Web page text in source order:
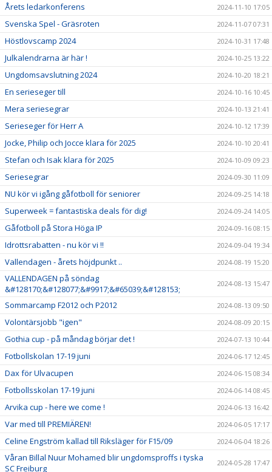
Årets ledarkonferens 2024-11-10 17:05
Svenska Spel - Gräsroten 2024-11-07 07:31
Höstlovscamp 2024 2024-10-31 17:48
Julkalendrarna är här ! 2024-10-25 13:22
Ungdomsavslutning 2024 2024-10-20 18:21
En serieseger till 2024-10-16 10:45
Mera seriesegrar 2024-10-13 21:41
Serieseger för Herr A 2024-10-12 17:39
Jocke, Philip och Jocce klara för 2025 2024-10-10 20:41
Stefan och Isak klara för 2025 2024-10-09 09:23
Seriesegrar 2024-09-30 11:09
NU kör vi igång gåfotboll för seniorer 2024-09-25 14:18
Superweek = fantastiska deals för dig! 2024-09-24 14:05
Gåfotboll på Stora Höga IP 2024-09-16 08:15
Idrottsrabatten - nu kör vi !! 2024-09-04 19:34
Vallendagen - årets höjdpunkt .. 2024-08-19 15:20
VALLENDAGEN på söndag
&#128170;&#128077;&#9917;&#65039;&#128153;
2024-08-13 15:47
Sommarcamp F2012 och P2012 2024-08-13 09:50
Volontärsjobb "igen" 2024-08-09 20:15
Gothia cup - på måndag börjar det ! 2024-07-13 10:44
Fotbollskolan 17-19 juni 2024-06-17 12:45
Dax för Ulvacupen 2024-06-15 08:34
Fotbollsskolan 17-19 juni 2024-06-14 08:45
Arvika cup - here we come ! 2024-06-13 16:42
Var med till PREMIÄREN! 2024-06-05 17:17
Celine Engström kallad till Riksläger för F15/09 2024-06-04 18:26
Våran Billal Nuur Mohamed blir ungdomsproffs i tyska
SC Freiburg
2024-05-28 17:47